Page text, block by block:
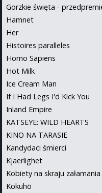
Gorzkie święta -
Hamnet
Her
Histoires paralleles
Homo Sapiens
Hot Milk
Ice Cream Man
If I Had Legs I'd Kick You
Inland Empire
KATSEYE: WILD HEARTS
KINO NA TARASIE
Kandydaci śmierci
Kjaerlighet
Kobiety na skraju
Kokuhō